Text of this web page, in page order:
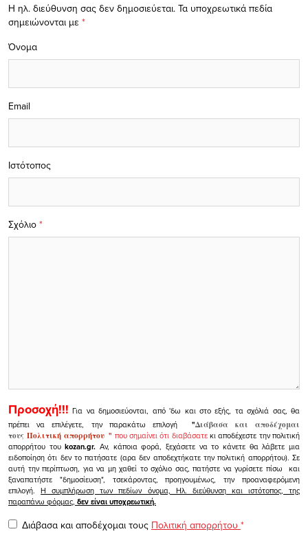
Η ηλ. διεύθυνση σας δεν δημοσιεύεται. Τα υποχρεωτικά πεδία
σημειώνονται με *
Σχόλιο *
Όνομα
Email
Ιστότοπος
Προσοχή!!! Για να δημοσιεύονται, από 'δω και στο εξής, τα σχόλιά σας, θα
πρέπει να επιλέγετε, την παρακάτω επιλογή
"Διάβασα και αποδέχομαι
τουςΠολιτική απορρήτου" που σημαίνει ότι διαβάσατεκι αποδέχεστε την πολιτική
απορρήτου τουkozan.gr. Αν, κάποια φορά, ξεχάσετε να το κάνετε θα λάβετε μια
ειδοποίηση ότι δεν το πατήσατε (αρα δεν αποδεχτήκατε την πολιτική απορρήτου). Σε
αυτή την περίπτωση, για να μη χαθεί το σχόλιο σας, πατήστε να γυρίσετε πίσω και
ξαναπατήστε "δημοσίευση", τσεκάροντας, προηγουμένως, την προαναφερόμενη
επιλογή.Η συμπλήρωση των πεδίων όνομα, Ηλ. διεύθυνση και ιστότοπος, της
παραπάνω φόρμας, δεν είναι υποχρεωτική.
Διάβασα και αποδέχομαι τους Πολιτική απορρήτου *